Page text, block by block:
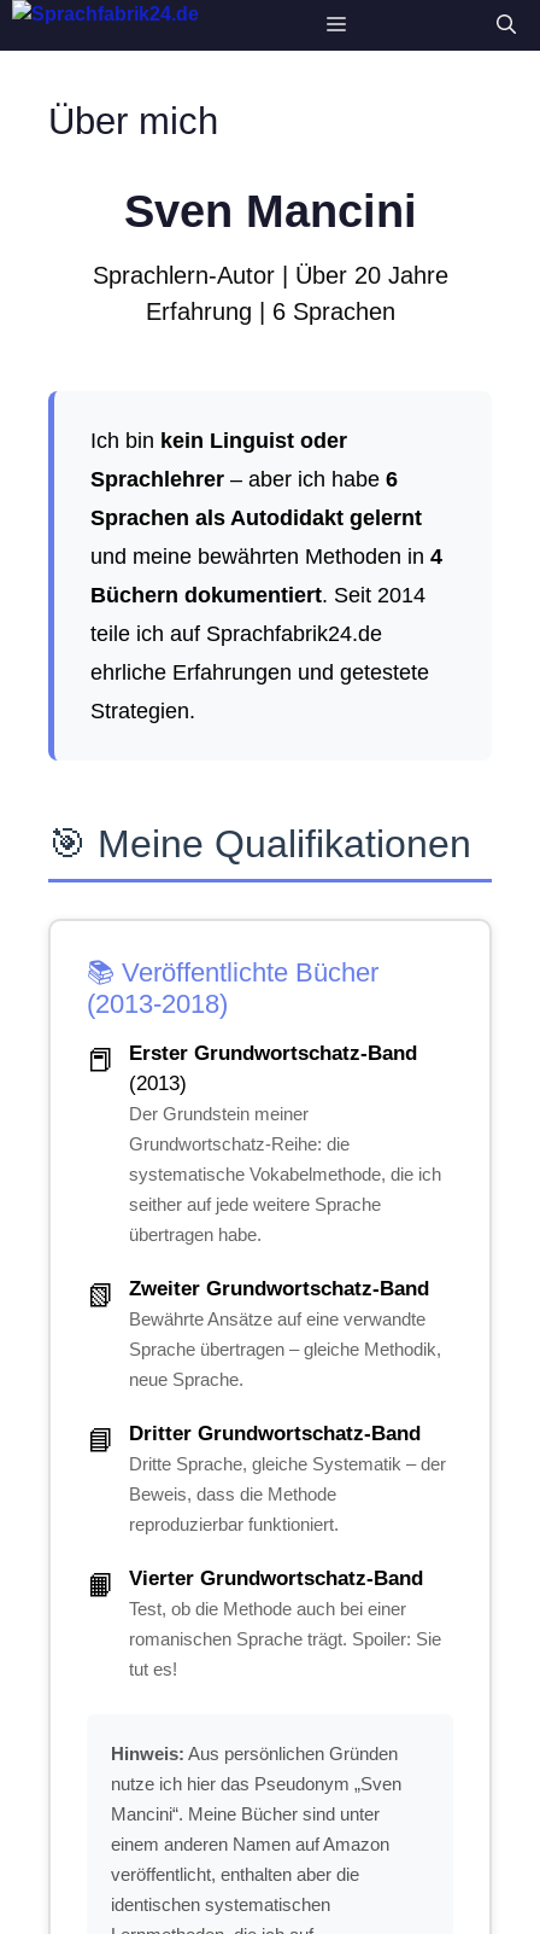
Zum
Menü
Über mich
Sven Mancini
Sprachlern-Autor | Über 20 Jahre
Erfahrung | 6 Sprachen
Ich bin kein Linguist oder
Sprachlehrer – aber ich habe 6
Sprachen als Autodidakt gelernt
und meine bewährten Methoden in 4
Büchern dokumentiert. Seit 2014
teile ich auf Sprachfabrik24.de
ehrliche Erfahrungen und getestete
Strategien.
🎯 Meine Qualifikationen
📚 Veröffentlichte Bücher
(2013-2018)
📕
Erster Grundwortschatz-Band
(2013)
Der Grundstein meiner
Grundwortschatz-Reihe: die
systematische Vokabelmethode, die ich
seither auf jede weitere Sprache
übertragen habe.
📗 Zweiter Grundwortschatz-Band
Bewährte Ansätze auf eine verwandte
Sprache übertragen – gleiche Methodik,
neue Sprache.
📘 Dritter Grundwortschatz-Band
Dritte Sprache, gleiche Systematik – der
Beweis, dass die Methode
reproduzierbar funktioniert.
📙 Vierter Grundwortschatz-Band
Test, ob die Methode auch bei einer
romanischen Sprache trägt. Spoiler: Sie
tut es!
Hinweis: Aus persönlichen Gründen
nutze ich hier das Pseudonym „Sven
Mancini“. Meine Bücher sind unter
einem anderen Namen auf Amazon
veröffentlicht, enthalten aber die
identischen systematischen